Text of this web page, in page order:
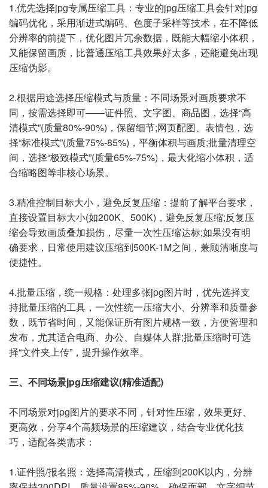
1.优先选择jpg专属压缩工具：专业的jpg压缩工具会针对jpg
编码优化，采用渐进式编码、色度子采样等技术，在不降低
分辨率的前提下，优化图片冗余数据，既能大幅缩小体积，
又能保留画质，比普通压缩工具效果好太多，还能避免出现
压缩伪影。
2.根据用途选择压缩模式与质量：不同场景对画质要求不
同，按需选择即可——证件照、文字图、商品图，选择“高
清模式”(质量80%-90%)，保留细节;网页配图、表情包，选
择“标准模式”(质量75%-85%)，平衡体积与画质;批量清理空
间，选择“极致模式”(质量65%-75%)，最大化缩小体积，适
合缩略图等非核心场景。
3.精准控制目标大小，避免反复压缩：提前了解平台要求，
直接设置目标大小(如200K、500K)，避免反复压缩;反复压
缩会导致画质叠加损伤，尽量一次性压缩达标;如果没有明
确要求，日常使用建议压缩到500K-1M之间，兼顾清晰度与
便捷性。
4.批量压缩，统一规格：处理多张jpg图片时，优先选择支
持批量压缩的工具，一次性统一压缩大小、分辨率和质量参
数，既节省时间，又能保证所有图片规格一致，方便管理和
发布，尤其适合电商、办公、自媒体人群;批量压缩时可选
择“文件夹上传”，提升操作效率。
三、不同场景jpg压缩建议(精准适配)
不同场景对jpg图片的要求不同，针对性压缩，效果更好、
更高效，分享4个高频场景的压缩建议，结合专业优化技
巧，适配各类需求：
1.证件照/报名照：选择高清模式，压缩到200K以内，分辨